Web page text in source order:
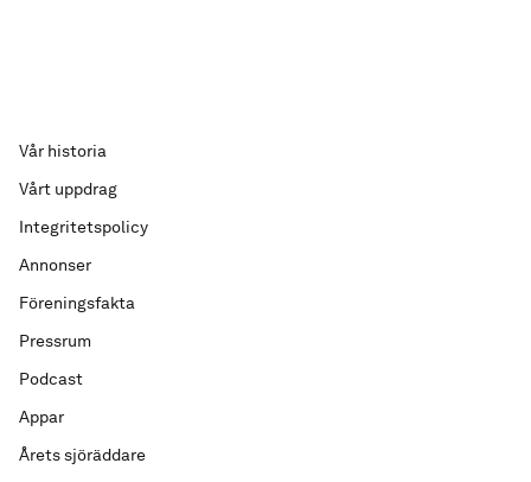
Vår historia
Vårt uppdrag
Integritetspolicy
Annonser
Föreningsfakta
Pressrum
Podcast
Appar
Årets sjöräddare